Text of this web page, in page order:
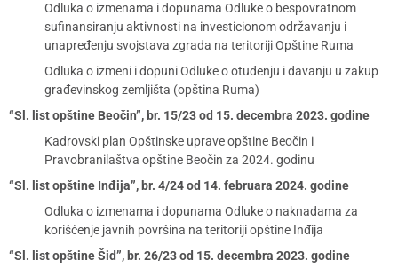
Odluka o izmenama i dopunama Odluke o bespovratnom
sufinansiranju aktivnosti na investicionom održavanju i
unapređenju svojstava zgrada na teritoriji Opštine Ruma
Odluka o izmeni i dopuni Odluke o otuđenju i davanju u zakup
građevinskog zemljišta (opština Ruma)
“Sl. list opštine Beočin”, br. 15/23 od 15. decembra 2023. godine
Kadrovski plan Opštinske uprave opštine Beočin i
Pravobranilaštva opštine Beočin za 2024. godinu
“Sl. list opštine Inđija”, br. 4/24 od 14. februara 2024. godine
Odluka o izmenama i dopunama Odluke o naknadama za
korišćenje javnih površina na teritoriji opštine Inđija
“Sl. list opštine Šid”, br. 26/23 od 15. decembra 2023. godine